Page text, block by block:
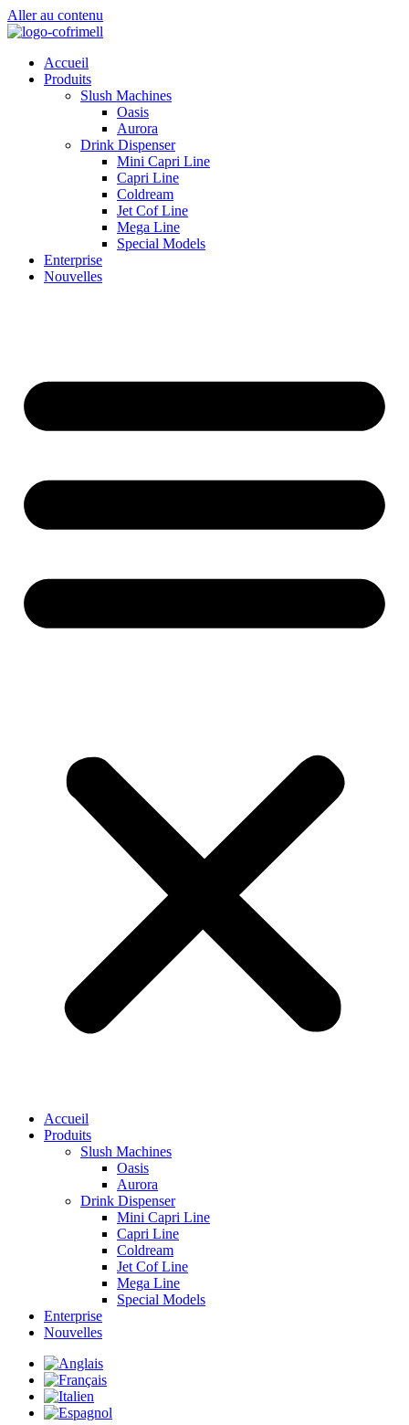
Aller au contenu
Accueil
Produits
Slush Machines
Oasis
Aurora
Drink Dispenser
Mini Capri Line
Capri Line
Coldream
Jet Cof Line
Mega Line
Special Models
Enterprise
Nouvelles
Accueil
Produits
Slush Machines
Oasis
Aurora
Drink Dispenser
Mini Capri Line
Capri Line
Coldream
Jet Cof Line
Mega Line
Special Models
Enterprise
Nouvelles